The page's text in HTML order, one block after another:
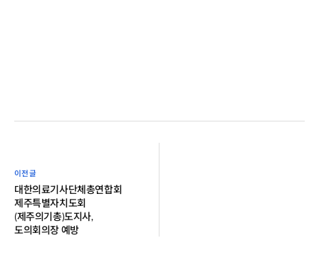
대한의료기사단체총연합회
제주특별자치도회
(제주의기총)도지사,
도의회의장 예방